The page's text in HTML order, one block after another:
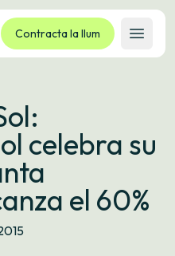
Contracta la llum
Obrir
celebra su
el 60%